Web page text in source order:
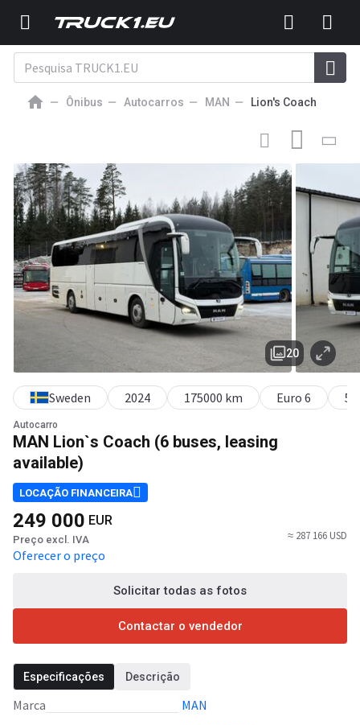
Ônibus Autocarros MAN Lion's Coach
Autocarro
MAN Lion`s Coach (6 buses, leasing
available)
20
Sweden 2024 175000 km Euro 6 51
LOCAÇÃO FINANCEIRA
249 000 EUR
Preço excl. IVA
Oferecer o preço
≈ 287 166 USD
Solicitar todas as fotos
Contactar o vendedor
Especificações Descrição
Marca
MAN